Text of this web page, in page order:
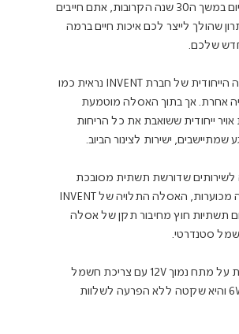
לחיות איתו יום יום במשך ה30 שנה הקרובות, אתם חייבים
שהולך לייצר לכם איכות חיים ברמה
אחרת בבית החדש שלכם.
האסלה התלויה הייחודית של חברת INVENT נראית כמו
אחרת. אך בתוך האסלה מוטמעת
ייחודית ששואבת את כל הריחות
והחיידקים מרגע שמתיישבים, ישירות לצינור הביוב.
לשירותים שדורשת תשתית מסובכת
תשתיות חוץ מחיבור תקן של אסלה
תלויה ושקע חשמל סטנדרטי.
המערכת עובדת על מתח נמוך 12V עם צריכת חשמל
נמוכה של כ-6W והיא שקטה ללא הפרעה לשלוות